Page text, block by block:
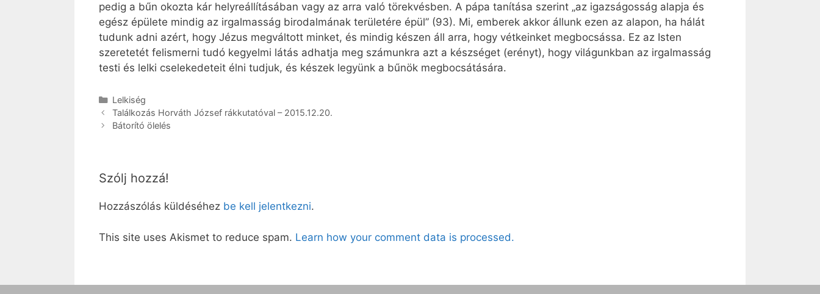
pedig a bűn okozta kár helyreállításában vagy az arra való törekvésben. A pápa tanítása szerint „az igazságosság alapja és
egész épülete mindig az irgalmasság birodalmának területére épül” (93). Mi, emberek akkor állunk ezen az alapon, ha hálát
tudunk adni azért, hogy Jézus megváltott minket, és mindig készen áll arra, hogy vétkeinket megbocsássa. Ez az Isten
szeretetét felismerni tudó kegyelmi látás adhatja meg számunkra azt a készséget (erényt), hogy világunkban az irgalmasság
testi és lelki cselekedeteit élni tudjuk, és készek legyünk a bűnök megbocsátására.
Kategória
Lelkiség
Találkozás Horváth József rákkutatóval – 2015.12.20.
Bátorító ölelés
Szólj hozzá!
Hozzászólás küldéséhez be kell jelentkezni.
This site uses Akismet to reduce spam. Learn how your comment data is processed.